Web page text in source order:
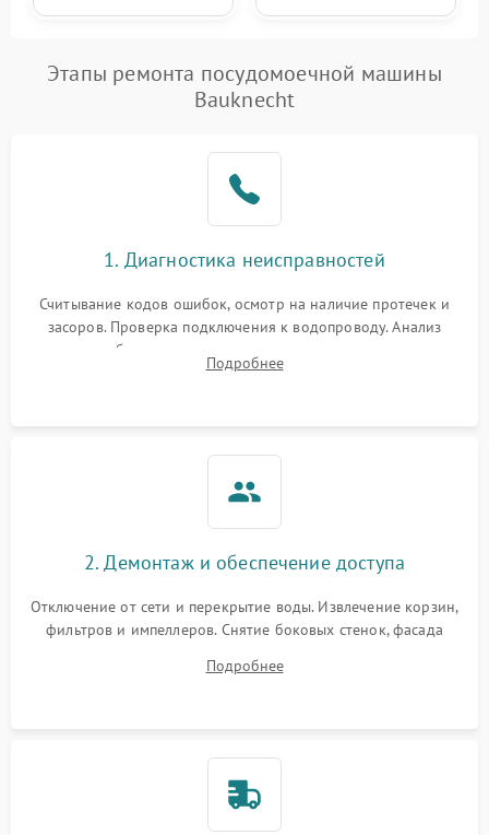
Этапы ремонта посудомоечной машины
Bauknecht
1. Диагностика неисправностей
Считывание кодов ошибок, осмотр на наличие протечек и
засоров. Проверка подключения к водопроводу. Анализ
жалоб на отсутствие слива, нагрева, вращения
разбрызгивателей или срабатывание системы защиты
Подробнее
2. Демонтаж и обеспечение доступа
Отключение от сети и перекрытие воды. Извлечение корзин,
фильтров и импеллеров. Снятие боковых стенок, фасада
циркуляционному насосу, ТЭНу и сливной помпе.
Подробнее